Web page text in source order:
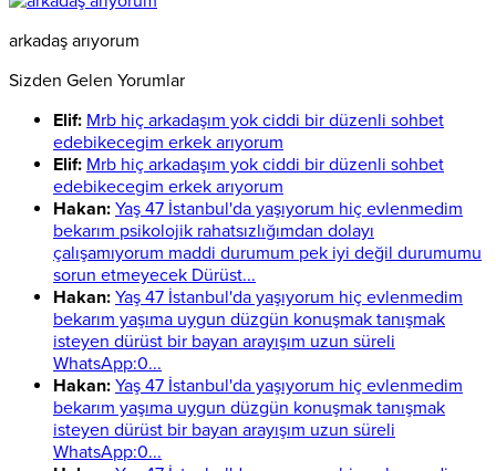
arkadaş arıyorum
Sizden Gelen Yorumlar
Elif: Mrb hiç arkadaşım yok ciddi bir düzenli sohbet
edebikecegim erkek arıyorum
Elif: Mrb hiç arkadaşım yok ciddi bir düzenli sohbet
edebikecegim erkek arıyorum
Hakan: Yaş 47 İstanbul'da yaşıyorum hiç evlenmedim
bekarım psikolojik rahatsızlığımdan dolayı
çalışamıyorum maddi durumum pek iyi değil durumumu
sorun etmeyecek Dürüst...
Hakan: Yaş 47 İstanbul'da yaşıyorum hiç evlenmedim
bekarım yaşıma uygun düzgün konuşmak tanışmak
isteyen dürüst bir bayan arayışım uzun süreli
WhatsApp:0...
Hakan: Yaş 47 İstanbul'da yaşıyorum hiç evlenmedim
bekarım yaşıma uygun düzgün konuşmak tanışmak
isteyen dürüst bir bayan arayışım uzun süreli
WhatsApp:0...